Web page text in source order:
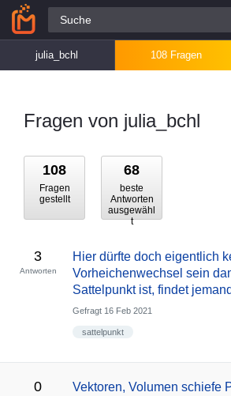
Alle Fragen
julia_bchl 108 Fragen
Fragen von julia_bchl
108
Fragen
gestellt
68
beste
Antworten
ausgewähl
t
3
Antworten
Hier dürfte doch eigentlich
Vorheichenwechsel sein
Sattelpunkt ist, findet
Gefragt 16 Feb 2021
sattelpunkt
0
Vektoren, Volumen schiefe